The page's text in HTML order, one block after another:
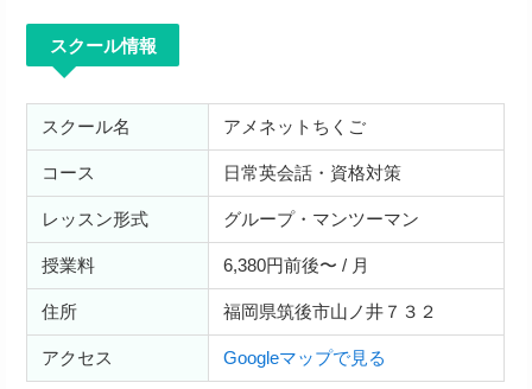
スクール情報
スクール名 アメネットちくご
コース 日常英会話・資格対策
レッスン形式 グループ・マンツーマン
授業料 6,380円前後〜 / 月
住所 福岡県筑後市山ノ井７３２
アクセス Googleマップで見る